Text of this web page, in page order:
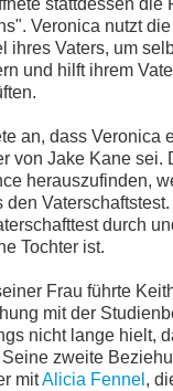
stattdessen die
Veronica nutzt
ihres Vaters, um
und hilft ihrem
an, dass Veronica
von Jake Kane sei.
herauszufinden,
den
durch
Tochter ist.
Frau führte
mit der
nicht lange hielt,
zweite
mitAlicia Fennel ,
Cookie-
Impressum
myFanbase